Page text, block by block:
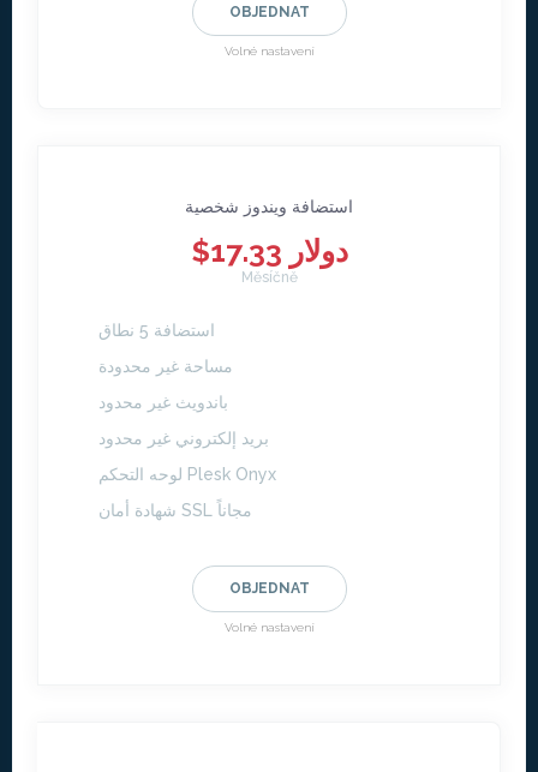
OBJEDNAT
Volné nastavení
استضافة ويندوز شخصية
$17.33 دولار
Měsíčně
استضافة 5 نطاق
مساحة غير محدودة
باندويث غير محدود
بريد إلكتروني غير محدود
لوحه التحكم Plesk Onyx
شهادة أمان SSL مجاناً
OBJEDNAT
Volné nastavení